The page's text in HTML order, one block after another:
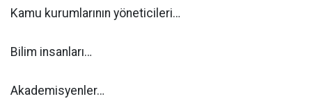
Kamu kurumlarının yöneticileri…
Bilim insanları…
Akademisyenler…